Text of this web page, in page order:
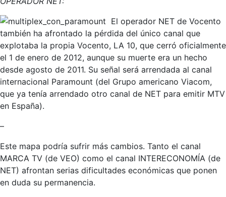
El operador NET de Vocento
también ha afrontado la pérdida del único canal que
explotaba la propia Vocento, LA 10, que cerró oficialmente
el 1 de enero de 2012, aunque su muerte era un hecho
desde agosto de 2011. Su señal será arrendada al canal
internacional Paramount (del Grupo americano Viacom,
que ya tenía arrendado otro canal de NET para emitir MTV
en España).
–
Este mapa podría sufrir más cambios. Tanto el canal
MARCA TV (de VEO) como el canal INTERECONOMÍA (de
NET) afrontan serias dificultades económicas que ponen
en duda su permanencia.